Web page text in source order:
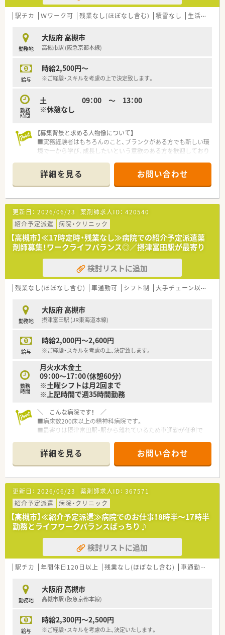
■お越しいただいたリピーターの患者様に対して、お薬の正しい
飲み方や不安に優しく寄り添う親切な服薬指導を実践します。
望や適性に応じて外来対応のみに専念することも可能です。
【職場環境と雰囲気】
り、常時複数名体制のゆとりある人員配置を徹底しています。
■医療事務スタッフも2名体制で受付や入力をしっかりと支えて
■少人数ならではの風通しの良さがあり、スタッフ同士がいつも
笑顔で助け合いながら業務をこなすアットホームな薬局です。
駅チカ Ｗワーク可 残業なし(ほぼなし含む) 積雪なし 生活環境充実
勤務地
大阪府 高槻市
高槻市駅 (阪急京都本線)
給与
時給2,500円～
※ご経験・スキルを考慮の上で決定致します。
勤務
時間
土 09：00 ～ 13：00
※休憩なし
【募集背景と求める人物像について】
■実務経験者はもちろんのこと、ブランクがある方でも新しい環
境で一から学び、成長したいという意欲のある方を歓迎しており
■新規オープンのため、患者様一人ひとりに対して明るく丁寧な
対応ができ、地域に愛される薬局づくりに協力的な方を求めてい
ます。
【法人特徴について】
■今後も積極的な出店計画を掲げており、成長著しく勢いのある
法人として、地域医療への貢献と事業拡大を両立させています。
■従業員が安心して長く働ける環境づくりを重視しており、育休
や介護休業の取得実績も豊富でライフステージの変化に対応可
能です。
■大手チェーンとは異なる柔軟な経営スタイルを強みとして、現
場の薬剤師の意見を取り入れやすい風通しの良い組織文化があ
ります。
詳細を見る お問い合わせ
更新日： 2026/06/23 薬剤師求人ID： 420540
紹介予定派遣
病院・クリニック
【高槻市】≪17時定時・残業なし≫病院での紹介予定派遣薬
剤師募集！ワークライフバランス◎／摂津富田駅が最寄り
検討リストに追加
残業なし(ほぼなし含む) 車通勤可 シフト制 大手チェーン以外
勤務地
大阪府 高槻市
摂津富田駅 (JR東海道本線)
給与
時給2,000円～2,600円
※ご経験・スキルを考慮の上、決定致します。
勤務
時間
月火水木金土
09：00～17：00（休憩60分）
※土曜シフトは月2回まで
※上記時間で週35時間勤務
＼ こんな病院です！ ／
■病床数200床以上の精神科病院です。
■最寄りは摂津富田駅・駅から離れているため車通勤が便利で
■アットホームな雰囲気で安心して働けます。
＼派遣スタッフの皆さまへ充実した
福利厚生・特典をご用意しております！／
■社会保険完備（就業条件による）。
■就業日は当社負担にて薬剤師賠償責任保険が適用されますの
で、 安心してご就業いただけます。
■有休休暇（6ヶ月以上勤務）や夏季休暇、慶弔休暇も取得できま
す。
■勤務評価により時給アップがあります。
≪こんな方にオススメ！≫
・転職活動中にブランクを空けたくない方
・様々な薬局で経験を積みたい方
・高時給で効率的に働きたい方
派遣のメリットを使って働いてみませんか。
いたします！
ご不明な点などは詳しくご説明いたしますので、お気軽にお問い
詳細を見る お問い合わせ
更新日： 2026/06/23 薬剤師求人ID： 367571
紹介予定派遣
病院・クリニック
【高槻市】≪紹介予定派遣≫病院でのお仕事！8時半～17時半
勤務とライフワークバランスばっちり♪
検討リストに追加
駅チカ 年間休日120日以上 残業なし(ほぼなし含む) 車通勤可
勤務地
大阪府 高槻市
高槻市駅 (阪急京都本線)
給与
時給2,300円～2,500円
※ご経験・スキルを考慮の上、決定いたします。